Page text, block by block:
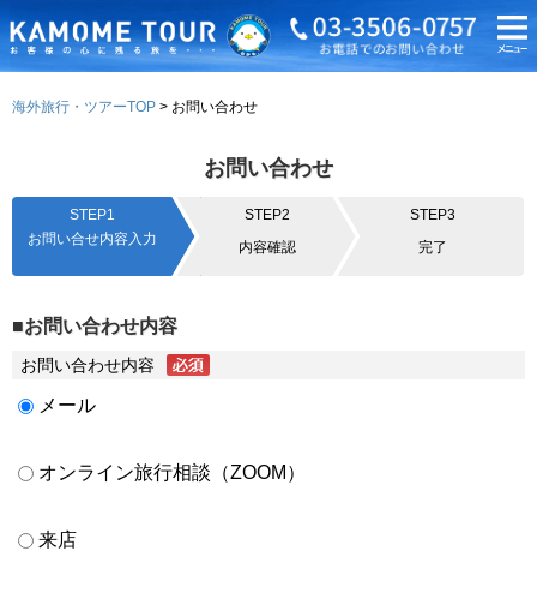
海外旅行・ツアーTOP お問い合わせ
お問い合わせ
STEP1
お問い合せ内容入力
STEP2
内容確認
STEP3
完了
■お問い合わせ内容
お問い合わせ内容
メール
オンライン旅行相談（ZOOM）
来店